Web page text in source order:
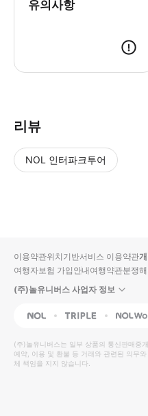
유의사항
리뷰
NOL 인터파크투어
입니
다.
높
은
순
동
영
상
순
상
이용약관위치기반서비스 이용약관
여행자보험 가입안내여행약관분쟁
(주)놀유니버스 사업자 정보
NOL Triple Interpark
(주)놀유니버스는 일부 상품의 통신판매중
예약, 이용 및 환불 등 거래와 관련된 의무
체 책임을 지지 않습니다.